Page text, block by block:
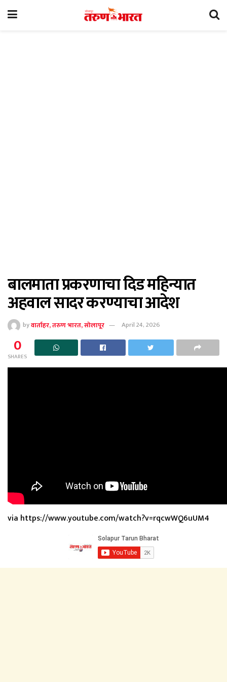
बालमाता प्रकरणाचा दिड महिन्यात
अहवाल सादर करण्याचा आदेश
byवार्ताहर, तरुण भारत, सोलापूर April 24, 2026
0
SHARES
via https://www.youtube.com/watch?v=rqcwWQ6uUM4